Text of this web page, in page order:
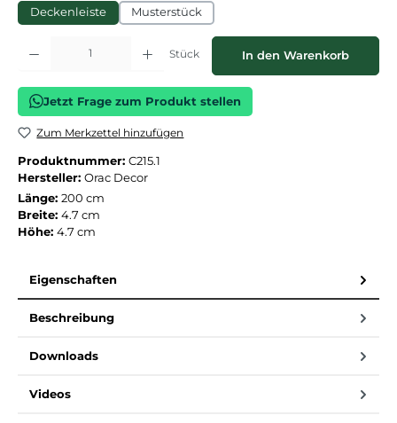
Deckenleiste Musterstück
Produkt Anzahl: Gib den gewünschten Wert ein oder benutze die
Stück In den Warenkorb
Jetzt Frage zum Produkt stellen
Zum Merkzettel hinzufügen
Produktnummer: C215.1
Hersteller: Orac Decor
Länge: 200 cm
Breite: 4.7 cm
Höhe: 4.7 cm
Eigenschaften
Beschreibung
Downloads
Videos